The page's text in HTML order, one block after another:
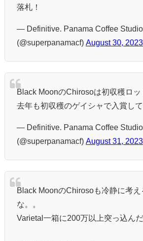
落札！
— Definitive. Panama Coffee Studio
(@superpanamacf) August 30, 2023
Black MoonのChirosoは初収穫ロッ
去年も初収穫のゲイシャで入賞し
— Definitive. Panama Coffee Studio
(@superpanamacf) August 31, 2023
Black MoonのChirosoも冷静に考
な。。
Varietal一箱に200万以上突っ込ん